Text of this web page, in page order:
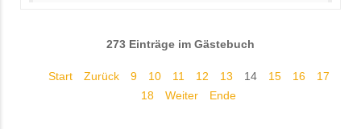
273 Einträge im Gästebuch
Start Zurück 9 10 11 12 13 14 15 16
17
18
Weiter Ende